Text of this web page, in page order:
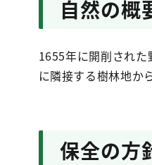
自然の概
1655年に開削され
に隣接する樹林地か
保全の方